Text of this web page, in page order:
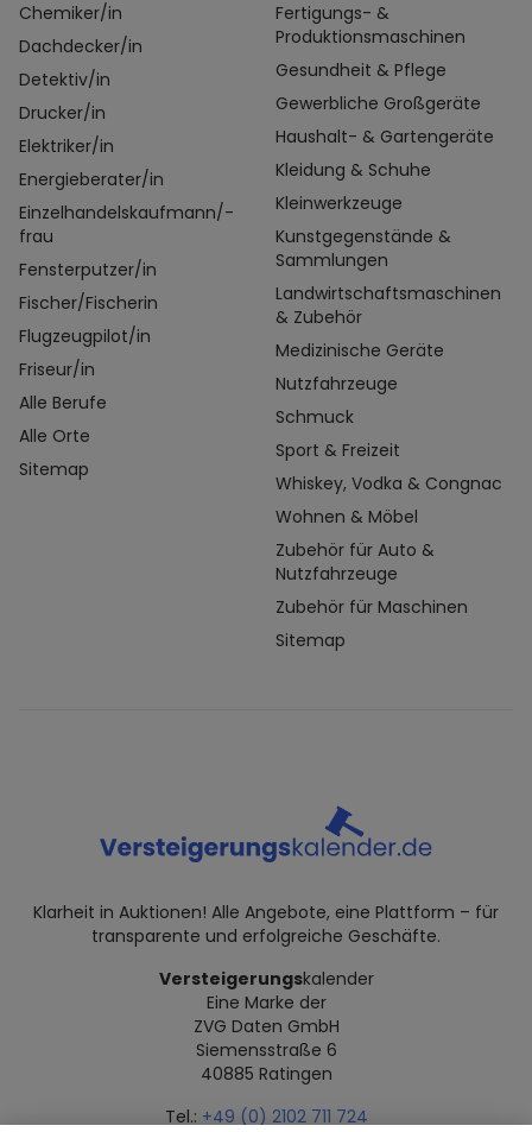
Chemiker/in
Dachdecker/in
Detektiv/in
Drucker/in
Elektriker/in
Energieberater/in
Einzelhandelskaufmann/-
frau
Fensterputzer/in
Fischer/Fischerin
Flugzeugpilot/in
Friseur/in
Alle Berufe
Alle Orte
Sitemap
Fertigungs- &
Produktionsmaschinen
Gesundheit & Pflege
Gewerbliche Großgeräte
Haushalt- & Gartengeräte
Kleidung & Schuhe
Kleinwerkzeuge
Kunstgegenstände &
Sammlungen
Landwirtschaftsmaschinen
& Zubehör
Medizinische Geräte
Nutzfahrzeuge
Schmuck
Sport & Freizeit
Whiskey, Vodka & Congnac
Wohnen & Möbel
Zubehör für Auto &
Nutzfahrzeuge
Zubehör für Maschinen
Sitemap
Klarheit in Auktionen! Alle Angebote, eine Plattform – für
transparente und erfolgreiche Geschäfte.
Versteigerungskalender
Eine Marke der
ZVG Daten GmbH
Siemensstraße 6
40885 Ratingen
Tel.: +49 (0) 2102 711 724